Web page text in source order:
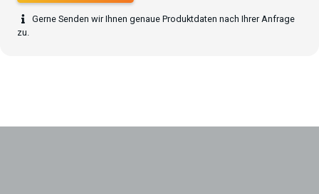
Gerne Senden wir Ihnen genaue Produktdaten nach Ihrer Anfrage
zu.